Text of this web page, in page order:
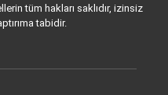
tüm hakları saklıdır, izinsiz
tabidir.